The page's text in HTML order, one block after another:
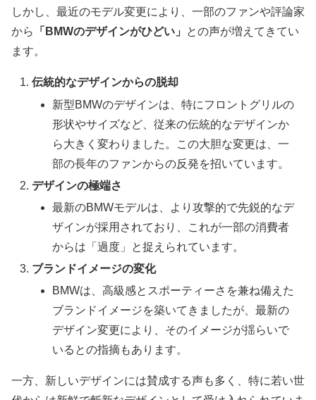
しかし、最近のモデル変更により、一部のファンや評論家
から
「BMWのデザインがひどい」
との声が増えてきてい
ます。
伝統的なデザインからの脱却
新型BMWのデザインは、特にフロントグリルの
形状やサイズなど、従来の伝統的なデザインか
ら大きく変わりました。この大胆な変更は、一
部の長年のファンからの反発を招いています。
デザインの極端さ
最新のBMWモデルは、より攻撃的で先鋭的なデ
ザインが採用されており、これが一部の消費者
からは「過度」と捉えられています。
ブランドイメージの変化
BMWは、高級感とスポーティーさを兼ね備えた
ブランドイメージを築いてきましたが、最新の
デザイン変更により、そのイメージが揺らいで
いるとの指摘もあります。
一方、新しいデザインには賛成する声も多く、特に若い世